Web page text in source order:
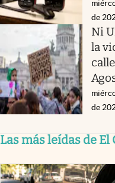
de
Ni
la
de
Las más leídas de